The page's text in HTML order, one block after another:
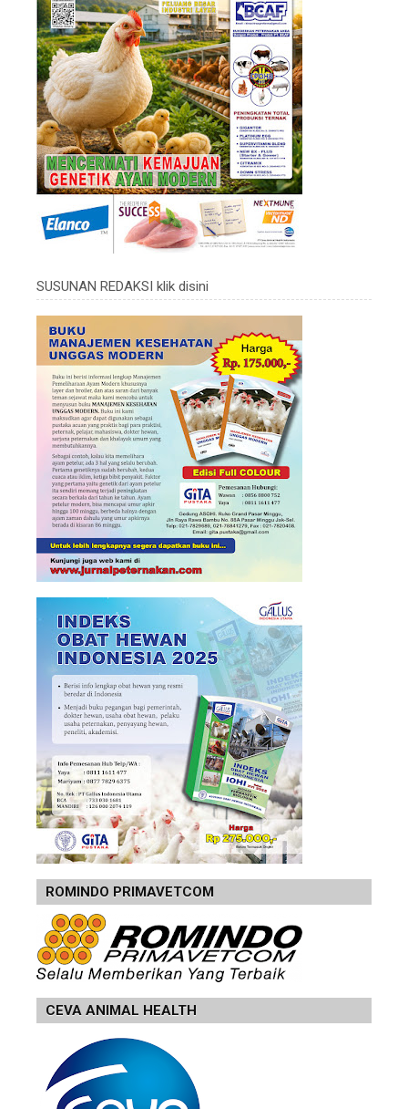
SUSUNAN REDAKSI klik disini
ROMINDO PRIMAVETCOM
CEVA ANIMAL HEALTH